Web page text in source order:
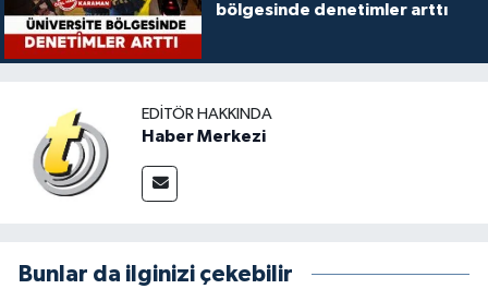
bölgesinde denetimler arttı
EDITÖR HAKKINDA
Haber Merkezi
Bunlar da ilginizi çekebilir